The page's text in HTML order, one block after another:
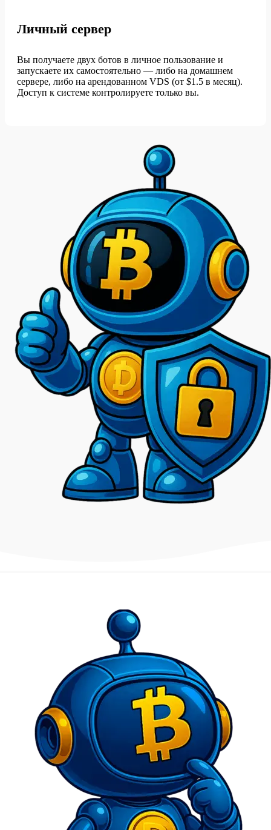
Личный сервер
Вы получаете двух ботов в личное пользование и
запускаете их самостоятельно — либо на домашнем
сервере, либо на арендованном VDS (от $1.5 в месяц).
Доступ к системе контролируете только вы.